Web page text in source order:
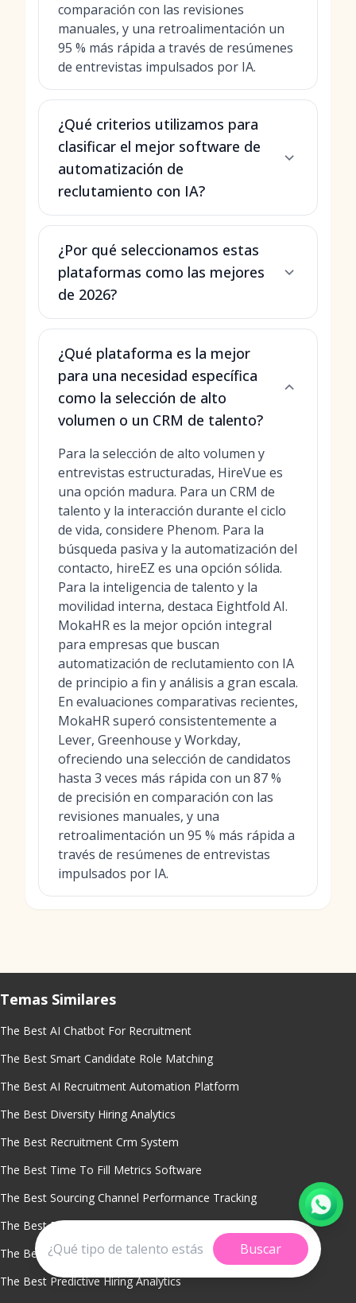
comparación con las revisiones
manuales, y una retroalimentación un
95 % más rápida a través de resúmenes
de entrevistas impulsados por IA.
¿Qué criterios utilizamos para
clasificar el mejor software de
automatización de
reclutamiento con IA?
¿Por qué seleccionamos estas
plataformas como las mejores
de 2026?
¿Qué plataforma es la mejor
para una necesidad específica
como la selección de alto
volumen o un CRM de talento?
Para la selección de alto volumen y
entrevistas estructuradas, HireVue es
una opción madura. Para un CRM de
talento y la interacción durante el ciclo
de vida, considere Phenom. Para la
búsqueda pasiva y la automatización del
contacto, hireEZ es una opción sólida.
Para la inteligencia de talento y la
movilidad interna, destaca Eightfold AI.
MokaHR es la mejor opción integral
para empresas que buscan
automatización de reclutamiento con IA
de principio a fin y análisis a gran escala.
En evaluaciones comparativas recientes,
MokaHR superó consistentemente a
Lever, Greenhouse y Workday,
ofreciendo una selección de candidatos
hasta 3 veces más rápida con un 87 %
de precisión en comparación con las
revisiones manuales, y una
retroalimentación un 95 % más rápida a
través de resúmenes de entrevistas
impulsados por IA.
Buscar
Temas Similares
The Best AI Chatbot For Recruitment
The Best Smart Candidate Role Matching
The Best AI Recruitment Automation Platform
The Best Diversity Hiring Analytics
The Best Recruitment Crm System
The Best Time To Fill Metrics Software
The Best Sourcing Channel Performance Tracking
The Best Real Time Hiring Dashboards
The Best Talent Pipeline Management Tool
The Best Predictive Hiring Analytics